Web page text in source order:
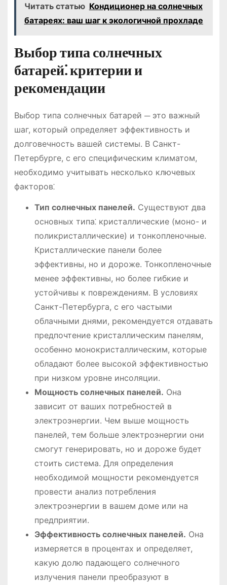
Читать статью Кондиционер на солнечных
батареях: ваш шаг к экологичной прохладе
Выбор типа солнечных
батарей⁚ критерии и
рекомендации
Выбор типа солнечных батарей ─ это важный
шаг, который определяет эффективность и
долговечность вашей системы. В Санкт-
Петербурге, с его специфическим климатом,
необходимо учитывать несколько ключевых
факторов⁚
Тип солнечных панелей. Существуют два
основных типа⁚ кристаллические (моно- и
поликристаллические) и тонкопленочные.
Кристаллические панели более
эффективны, но и дороже. Тонкопленочные
менее эффективны, но более гибкие и
устойчивы к повреждениям. В условиях
Санкт-Петербурга, с его частыми
облачными днями, рекомендуется отдавать
предпочтение кристаллическим панелям,
особенно монокристаллическим, которые
обладают более высокой эффективностью
при низком уровне инсоляции.
Мощность солнечных панелей. Она
зависит от ваших потребностей в
электроэнергии. Чем выше мощность
панелей, тем больше электроэнергии они
смогут генерировать, но и дороже будет
стоить система. Для определения
необходимой мощности рекомендуется
провести анализ потребления
электроэнергии в вашем доме или на
предприятии.
Эффективность солнечных панелей. Она
измеряется в процентах и определяет,
какую долю падающего солнечного
излучения панели преобразуют в